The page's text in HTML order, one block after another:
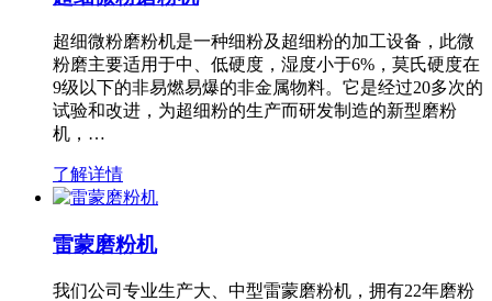
超细微粉磨粉机是一种细粉及超细粉的加工设备，此微
粉磨主要适用于中、低硬度，湿度小于6%，莫氏硬度在
9级以下的非易燃易爆的非金属物料。它是经过20多次的
试验和改进，为超细粉的生产而研发制造的新型磨粉
机，…
了解详情
雷蒙磨粉机
我们公司专业生产大、中型雷蒙磨粉机，拥有22年磨粉